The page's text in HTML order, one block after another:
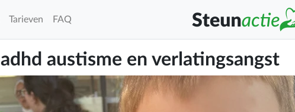
Tarieven FAQ
austisme en verlatingsangst